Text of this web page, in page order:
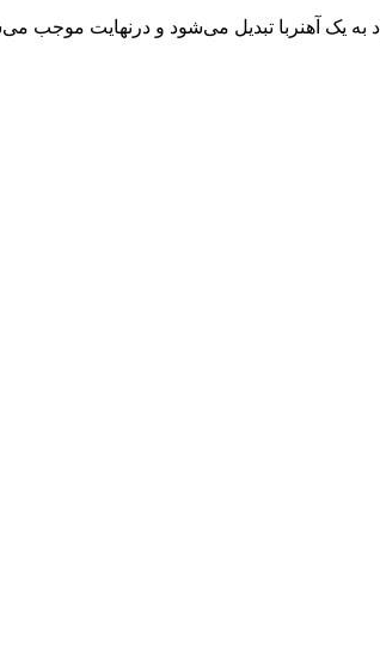
یک آهنربا تبدیل می‌شود و درنهایت موجب